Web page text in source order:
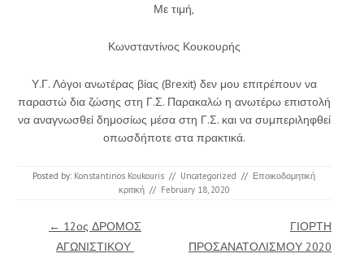
Με τιμή,
Κωνσταντίνος Κουκουρής
Υ.Γ. Λόγοι ανωτέρας βίας (Brexit) δεν μου επιτρέπουν να
παραστώ δια ζώσης στη Γ.Σ. Παρακαλώ η ανωτέρω επιστολή
να αναγνωσθεί δημοσίως μέσα στη Γ.Σ. και να συμπεριληφθεί
οπωσδήποτε στα πρακτικά.
Posted by: Konstantinos Koukouris // Uncategorized // Εποικοδομητική
κριτική // February 18, 2020
Post navigation
← 12ος ΔΡΟΜΟΣ
ΑΓΩΝΙΣΤΙΚΟΥ
ΓΙΟΡΤΗ
ΠΡΟΣΑΝΑΤΟΛΙΣΜΟΥ 2020